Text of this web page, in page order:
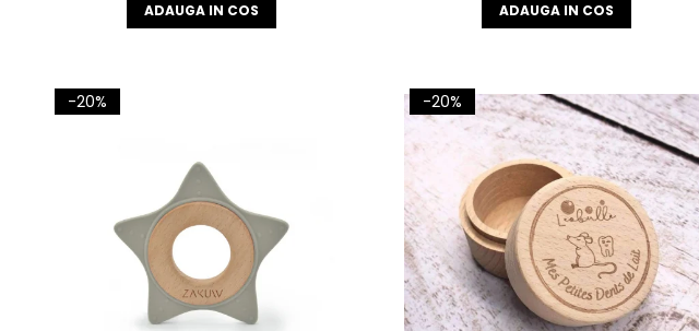
ADAUGA IN COS ADAUGA IN COS
-20% -20%